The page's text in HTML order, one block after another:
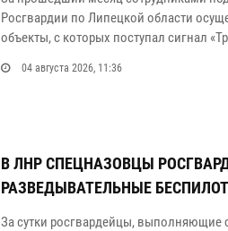
Росгвардии по Липецкой области
объекты, с которых поступал сигнал
04 августа 2026, 11:36
В ЛНР СПЕЦНАЗОВЦЫ
РАЗВЕДЫВАТЕЛЬНЫЕ
За сутки росгвардейцы, выполняющие